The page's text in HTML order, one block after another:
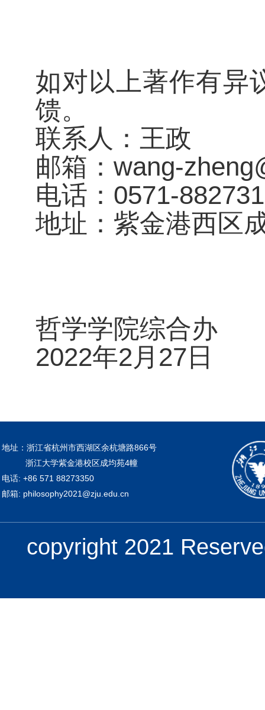
如对以上著作有异
馈。
联系人：王政
邮箱：wang-
电话：0571-
地址：紫金港西区
哲学学院综合办
2022年2月27日
地址：浙江省杭州市西湖区余杭塘路866号
浙江大学紫金港校区成均苑4幢
电话: +86 571 88273350
邮箱: philosophy2021@zju.edu.cn
copyright 2021